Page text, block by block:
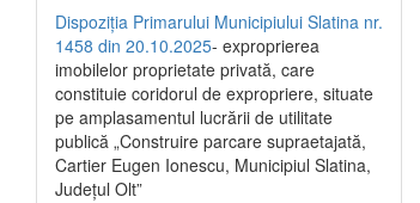
Dispoziția Primarului Municipiului Slatina nr.
1458 din 20.10.2025- exproprierea
imobilelor proprietate privată, care
constituie coridorul de expropriere, situate
pe amplasamentul lucrării de utilitate
publică „Construire parcare supraetajată,
Cartier Eugen Ionescu, Municipiul Slatina,
Județul Olt”